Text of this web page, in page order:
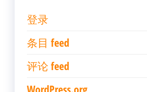
登录
条目 feed
评论 feed
WordPress.org